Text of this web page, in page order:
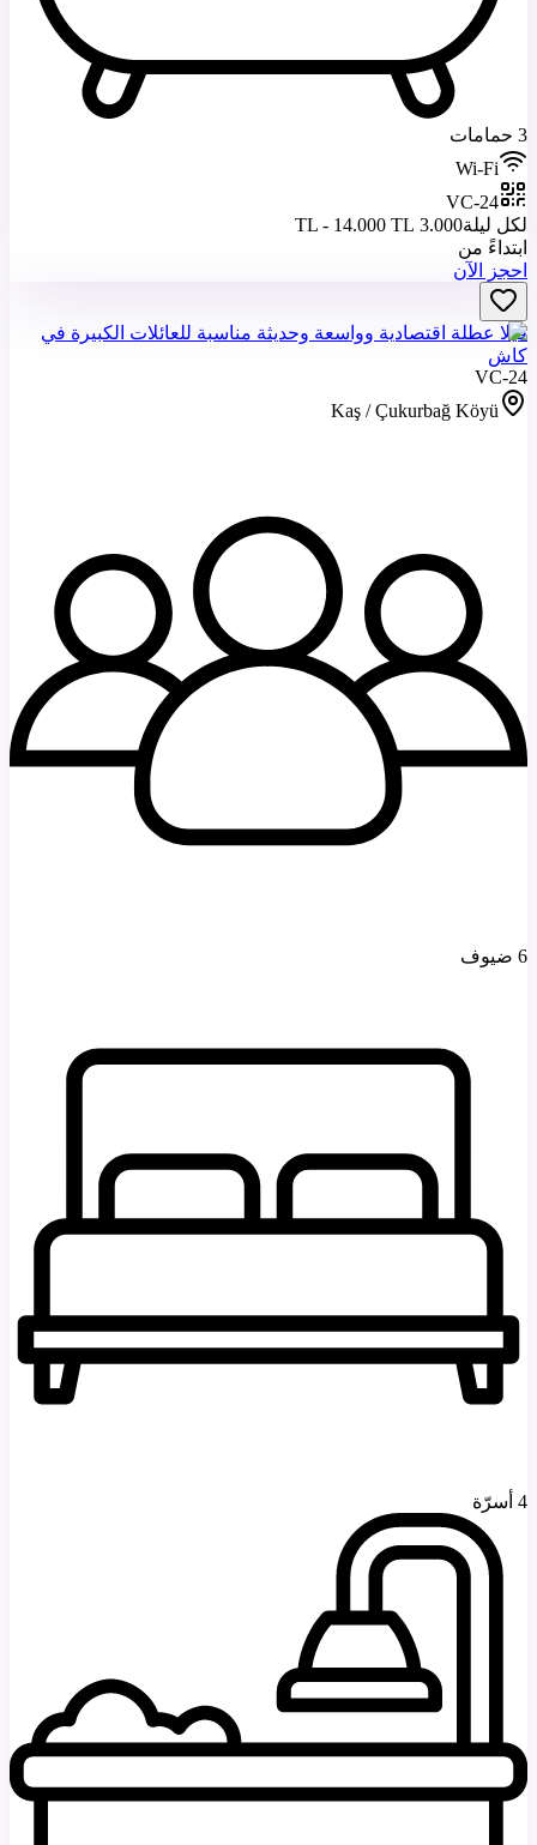
3 حمامات
Wi-Fi
VC-24
لكل ليلة3.000 TL - 14.000 TL
ابتداءً من
احجز الآن
فيلا عطلة اقتصادية وواسعة وحديثة مناسبة للعائلات الكبيرة في
كاش
VC-24
Kaş / Çukurbağ Köyü
6 ضيوف
4 أسرّة